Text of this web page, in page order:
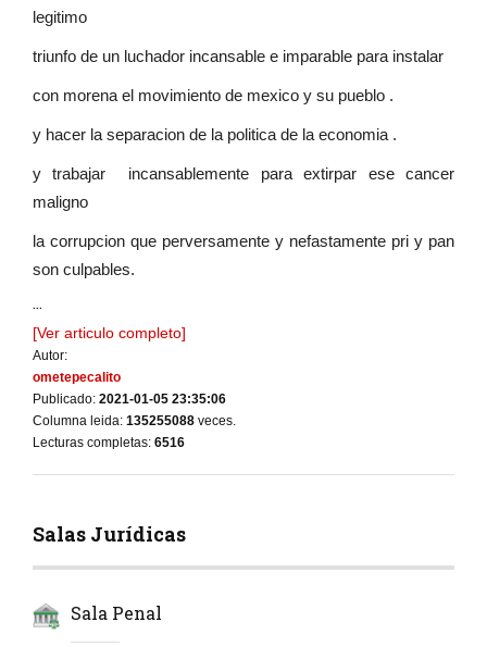
legitimo
triunfo de un luchador incansable e imparable para instalar
con morena el movimiento de mexico y su pueblo .
y hacer la separacion de la politica de la economia .
y trabajar incansablemente para extirpar ese cancer
maligno
la corrupcion que perversamente y nefastamente pri y pan
son culpables.
...
[Ver articulo completo]
Autor:
ometepecalito
Publicado: 2021-01-05 23:35:06
Columna leida: 135255088 veces.
Lecturas completas: 6516
Salas Jurídicas
Sala Penal